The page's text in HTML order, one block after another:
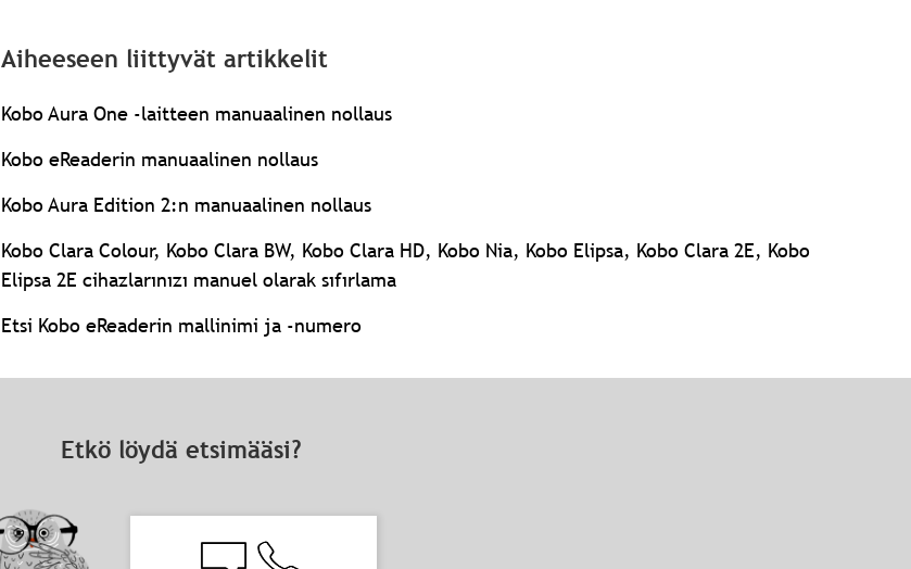
Aiheeseen liittyvät artikkelit
Kobo Aura One -laitteen manuaalinen nollaus
Kobo eReaderin manuaalinen nollaus
Kobo Aura Edition 2:n manuaalinen nollaus
Kobo Clara Colour, Kobo Clara BW, Kobo Clara HD, Kobo Nia, Kobo Elipsa, Kobo Clara 2E, Kobo
Elipsa 2E cihazlarınızı manuel olarak sıfırlama
Etsi Kobo eReaderin mallinimi ja -numero
Etkö löydä etsimääsi?